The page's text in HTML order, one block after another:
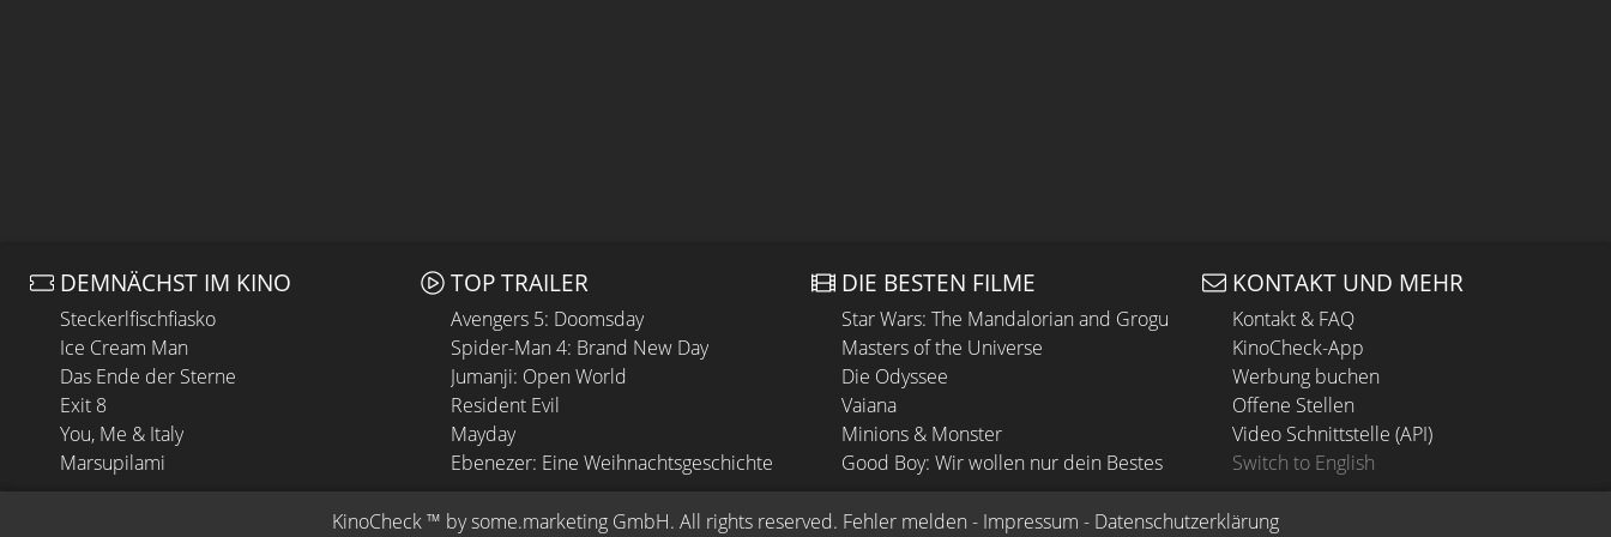
DEMNÄCHST IM KINO
Steckerlfischfiasko
Ice Cream Man
Das Ende der Sterne
Exit 8
You, Me & Italy
Marsupilami
TOP TRAILER
Avengers 5: Doomsday
Spider-Man 4: Brand New Day
Jumanji: Open World
Resident Evil
Mayday
Ebenezer: Eine Weihnachtsgeschichte
DIE BESTEN FILME
Star Wars: The Mandalorian and Grogu
Masters of the Universe
Die Odyssee
Vaiana
Minions & Monster
Good Boy: Wir wollen nur dein Bestes
KONTAKT UND MEHR
Kontakt & FAQ
KinoCheck-App
Werbung buchen
Offene Stellen
Video Schnittstelle (API)
Switch to English
KinoCheck ™ by some.marketing GmbH. All rights reserved. Fehler melden - Impressum - Datenschutzerklärung